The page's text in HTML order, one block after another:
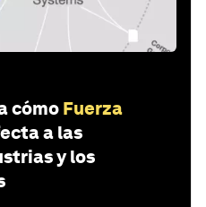
cómo Fuerza
a las
y los